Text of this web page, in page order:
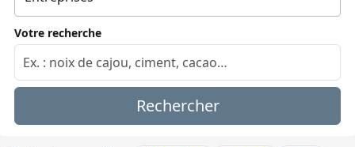
Votre recherche
Rechercher